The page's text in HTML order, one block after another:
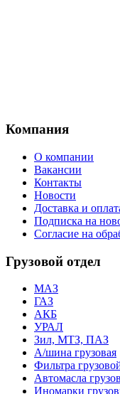
Компания
О компании
Вакансии
Контакты
Новости
Доставка и
Подписка на
Согласие на
Грузовой отдел
МАЗ
ГАЗ
АКБ
УРАЛ
Зил, МТЗ, ПАЗ
А/шина грузовая
Фильтра
Автомасла
Иномарки